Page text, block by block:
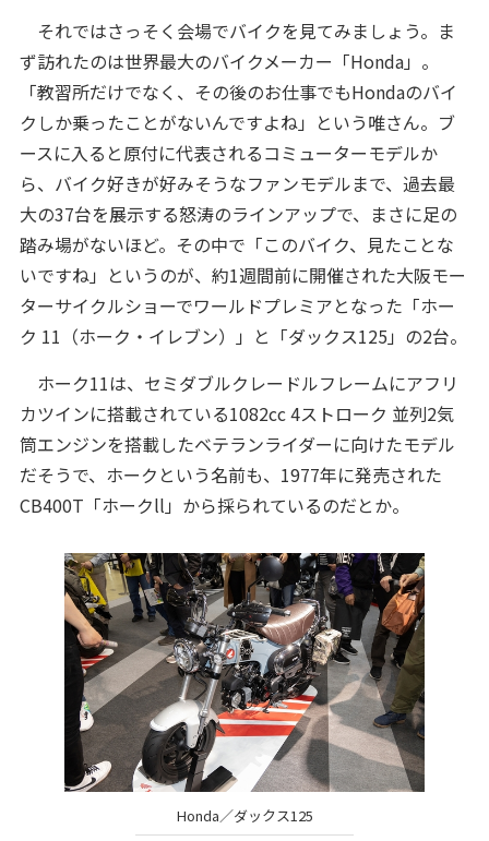
それではさっそく会場でバイクを見てみましょう。ま
ず訪れたのは世界最大のバイクメーカー「Honda」。
「教習所だけでなく、その後のお仕事でもHondaのバイ
クしか乗ったことがないんですよね」という唯さん。ブ
ースに入ると原付に代表されるコミューターモデルか
ら、バイク好きが好みそうなファンモデルまで、過去最
大の37台を展示する怒涛のラインアップで、まさに足の
踏み場がないほど。その中で「このバイク、見たことな
いですね」というのが、約1週間前に開催された大阪モー
ターサイクルショーでワールドプレミアとなった「ホー
ク 11（ホーク・イレブン）」と「ダックス125」の2台。
ホーク11は、セミダブルクレードルフレームにアフリ
カツインに搭載されている1082cc 4ストローク 並列2気
筒エンジンを搭載したベテランライダーに向けたモデル
だそうで、ホークという名前も、1977年に発売された
CB400T「ホークll」から採られているのだとか。
Honda／ダックス125